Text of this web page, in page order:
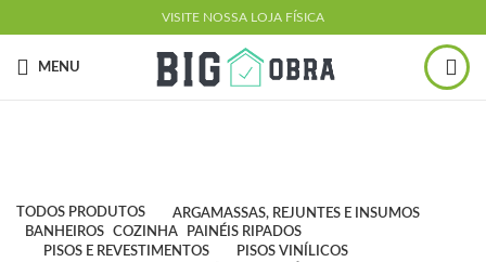
VISITE NOSSA LOJA FÍSICA
MENU
TODOS PRODUTOS
ARGAMASSAS, REJUNTES E INSUMOS
BANHEIROS
COZINHA
PAINÉIS RIPADOS
PISOS E REVESTIMENTOS
PISOS VINÍLICOS